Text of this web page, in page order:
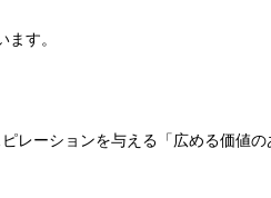
す。
レーションを与える「広める価値